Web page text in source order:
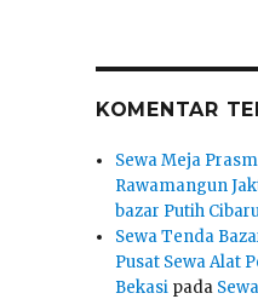
KOMENTAR
Sewa Meja
Rawamangun
bazar Putih
Sewa Tenda
Pusat Sewa Alat
Bekasi pada